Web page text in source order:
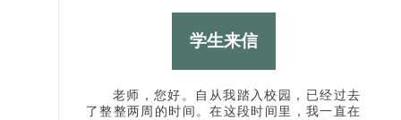
学生来信
老师，您好。自从我踏入校园，已经过去
了整整两周的时间。在这段时间里，我一直在